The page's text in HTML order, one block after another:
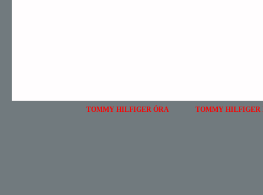
TOMMY HILFIGER ÓRA TOMMY HILFIGER